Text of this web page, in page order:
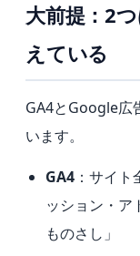
大前提：2
えている
GA4とGoogle広
います。
GA4 ：サイ
ッション・ア
ものさし」